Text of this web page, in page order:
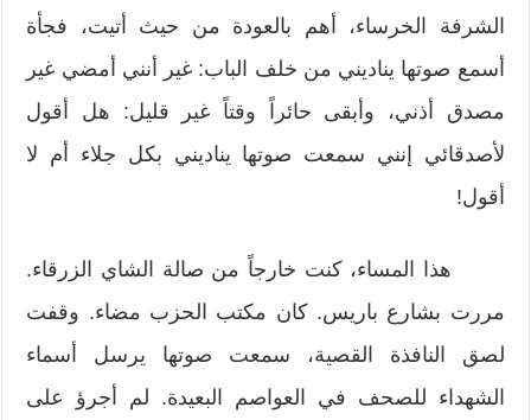
الشرفة الخرساء، أهم بالعودة من حيث أتيت، فجأة
أسمع صوتها يناديني من خلف الباب: غير أنني أمضي غير
مصدق أذني، وأبقى حائراً وقتاً غير قليل: هل أقول
لأصدقائي إنني سمعت صوتها يناديني بكل جلاء أم لا
أقول!
هذا المساء، كنت خارجاً من صالة الشاي الزرقاء.
مررت بشارع باريس. كان مكتب الحزب مضاء. وقفت
لصق النافذة القصية، سمعت صوتها يرسل أسماء
الشهداء للصحف في العواصم البعيدة. لم أجرؤ على